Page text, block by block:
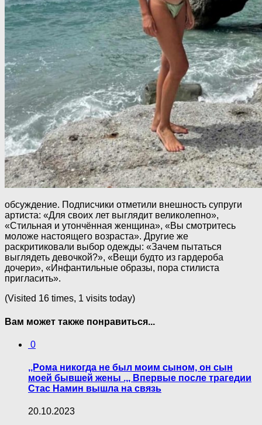
обсуждение. Подписчики отметили внешность супруги
артиста: «Для своих лет выглядит великолепно»,
«Стильная и утончённая женщина», «Вы смотритесь
моложе настоящего возраста». Другие же
раскритиковали выбор одежды: «Зачем пытаться
выглядеть девочкой?», «Вещи будто из гардероба
дочери», «Инфантильные образы, пора стилиста
пригласить».
(Visited 16 times, 1 visits today)
Вам может также понравиться...
0
,,Рома никогда не был моим сыном, он сын
моей бывшей жены .,, Впервые после трагедии
Стас Намин вышла на связь
20.10.2023